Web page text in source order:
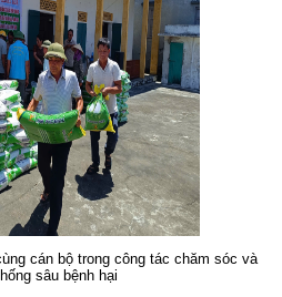
cán bộ trong công tác chăm sóc và
sâu bệnh hại